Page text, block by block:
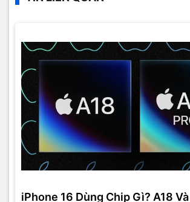
iPhone 16 Dùng Chip Gì? A18